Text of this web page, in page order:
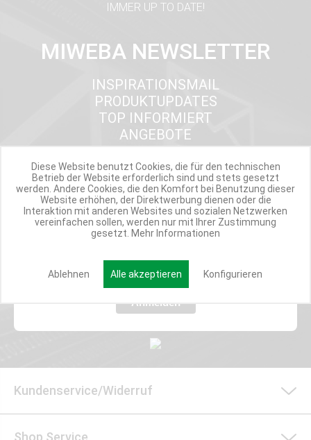
IMMER UP TO DATE!
MIWEBA NEWSLETTER
INSPIRATIONSMAIL
PRODUKTUPDATES
TOP INFORMIERT
ANGEBOTE
Werde Teil der Miweba Community!
Verpasse nie wieder exklusive Newsletter-Rabatte und Aktionen
Anmelden
Kundenservice/Widerruf
Shop Service
Diese Website benutzt Cookies, die für den technischen
Betrieb der Website erforderlich sind und stets gesetzt
werden. Andere Cookies, die den Komfort bei Benutzung dieser
Website erhöhen, der Direktwerbung dienen oder die
Interaktion mit anderen Websites und sozialen Netzwerken
vereinfachen sollen, werden nur mit Ihrer Zustimmung
gesetzt. Mehr Informationen
Ablehnen Alle akzeptieren Konfigurieren